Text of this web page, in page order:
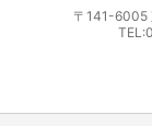
〒141-6005